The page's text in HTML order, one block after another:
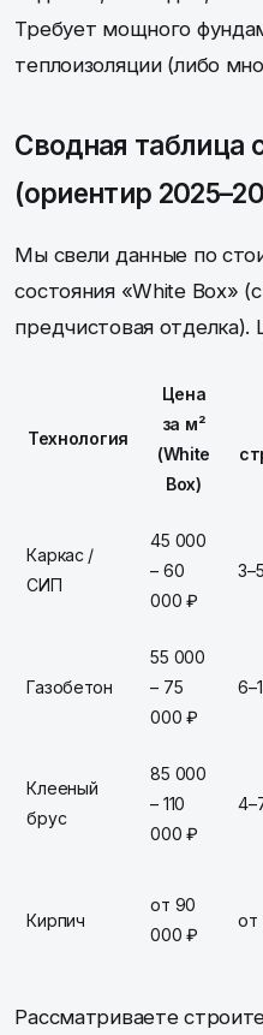
Требует мощного
теплоизоляции (либо
Сводная таблица
(ориентир
Мы свели данные по
состояния «White Box»
предчистовая
Технология
Цена
за м²
(White
Box)
Каркас /
СИП
45 000
– 60
000 ₽
Газобетон
55 000
– 75
000 ₽
Клееный
брус
85 000
– 110
000 ₽
Кирпич
от 90
000 ₽
от
Рассматриваете